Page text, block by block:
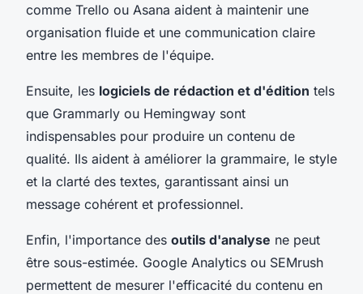
comme Trello ou Asana aident à maintenir une
organisation fluide et une communication claire
entre les membres de l'équipe.
Ensuite, les logiciels de rédaction et d'édition tels
que Grammarly ou Hemingway sont
indispensables pour produire un contenu de
qualité. Ils aident à améliorer la grammaire, le style
et la clarté des textes, garantissant ainsi un
message cohérent et professionnel.
Enfin, l'importance des outils d'analyse ne peut
être sous-estimée. Google Analytics ou SEMrush
permettent de mesurer l'efficacité du contenu en